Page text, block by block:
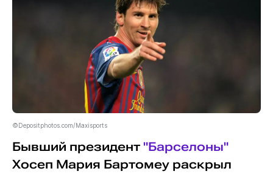
©Depositphotos.com/Maxisports
Бывший президент "Барселоны"
Хосеп Мария Бартомеу раскрыл